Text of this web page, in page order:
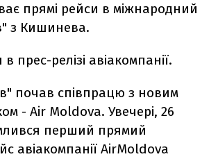
прямі рейси в міжнародний
з Кишинева.
прес-релізі авіакомпанії.
почав співпрацю з новим
- Air Moldova. Увечері, 26
перший прямий
авіакомпанії AirMoldova